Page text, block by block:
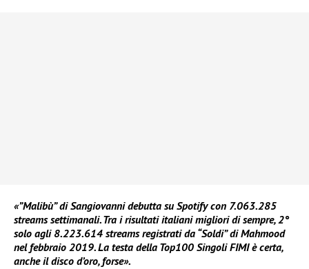
«”Malibù” di Sangiovanni debutta su Spotify con 7.063.285
streams settimanali. Tra i risultati italiani migliori di sempre, 2°
solo agli 8.223.614 streams registrati da “Soldi” di Mahmood
nel febbraio 2019. La testa della Top100 Singoli FIMI è certa,
anche il disco d’oro, forse».